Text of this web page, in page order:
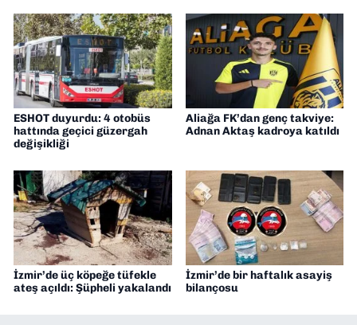
ESHOT duyurdu: 4 otobüs
hattında geçici güzergah
değişikliği
Aliağa FK’dan genç takviye:
Adnan Aktaş kadroya katıldı
İzmir’de üç köpeğe tüfekle
ateş açıldı: Şüpheli yakalandı
İzmir’de bir haftalık asayiş
bilançosu